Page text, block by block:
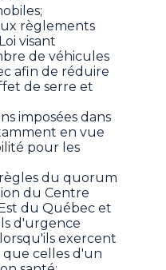
règlements
visant
de véhicules
afin de réduire
de serre et
imposées dans
en vue
pour les
du quorum
du Centre
du Québec et
d'urgence
exercent
que celles d'un